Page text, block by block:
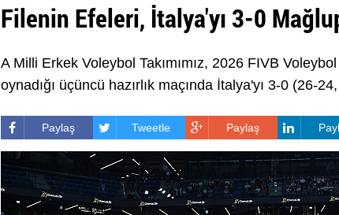
Filenin Efeleri, İtalya'yı 3-0
A Milli Erkek Voleybol Takımımız, 2026 FIVB
oynadığı üçüncü hazırlık maçında İtalya'yı 3-0 (26-
Paylaş Tweetle Paylaş